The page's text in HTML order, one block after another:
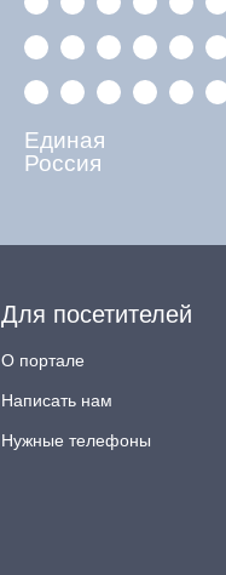
Единая
Россия
Для посетителей
О портале
Написать нам
Нужные телефоны